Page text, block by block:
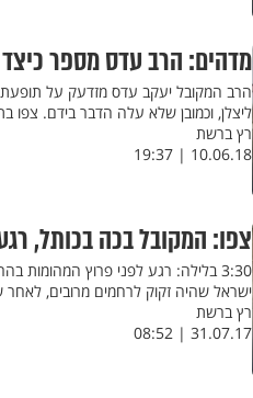
מדהים: הרב עדס מספר כיצד
הרב המקובל יעקב עדס מזדעק על תופעת
ליצלן, וכמובן שלא עלה הדבר בידם. צפו
רץ ברשת
10.06.18 | 19:37
צפו: המקובל בכה בכותל,
3:30 בלילה: רגע לפני פרוץ
ישראל שהיה זקוק לרחמים מרובים,
רץ ברשת
31.07.17 | 08:52